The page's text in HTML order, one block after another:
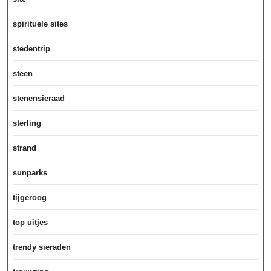
spirituele sites
stedentrip
steen
stenensieraad
sterling
strand
sunparks
tijgeroog
top uitjes
trendy sieraden